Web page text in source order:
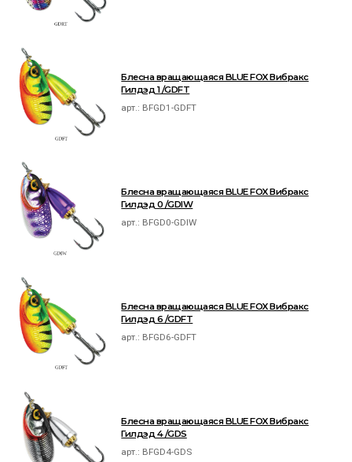
Блесна вращающаяся BLUE FOX Вибракс
Гилдэд 1 /GDFT
арт.: BFGD1-GDFT
Блесна вращающаяся BLUE FOX Вибракс
Гилдэд 0 /GDIW
арт.: BFGD0-GDIW
Блесна вращающаяся BLUE FOX Вибракс
Гилдэд 6 /GDFT
арт.: BFGD6-GDFT
Блесна вращающаяся BLUE FOX Вибракс
Гилдэд 4 /GDS
арт.: BFGD4-GDS